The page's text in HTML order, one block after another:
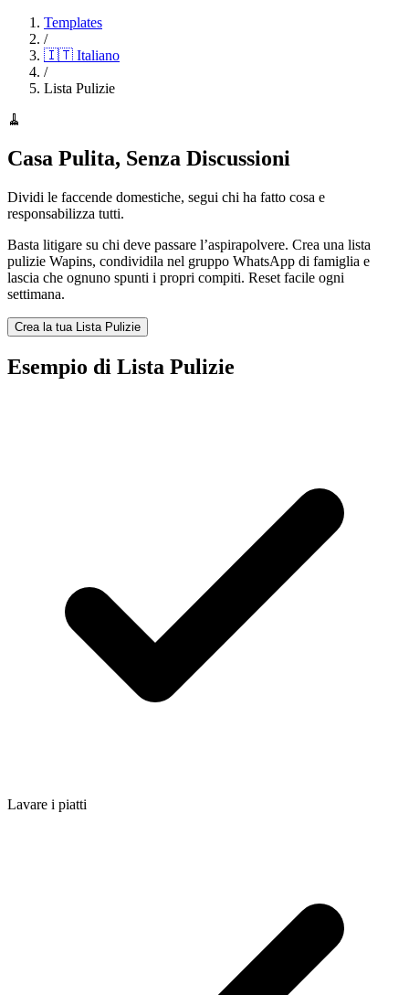
Templates
/
🇮🇹 Italiano
/
Lista Pulizie
🧹
Casa Pulita, Senza Discussioni
Dividi le faccende domestiche, segui chi ha fatto cosa e
responsabilizza tutti.
Basta litigare su chi deve passare l’aspirapolvere. Crea una lista
pulizie Wapins, condividila nel gruppo WhatsApp di famiglia e
lascia che ognuno spunti i propri compiti. Reset facile ogni
settimana.
Crea la tua Lista Pulizie
Esempio di Lista Pulizie
Lavare i piatti